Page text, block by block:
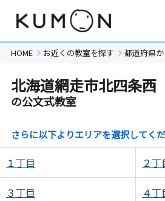
HOME お近くの教室を探す 都道府県
北海道網走市北四条西
の公文式教室
さらに以下よりエリアを選択してくだ
１丁目 ２丁
３丁目 ４丁